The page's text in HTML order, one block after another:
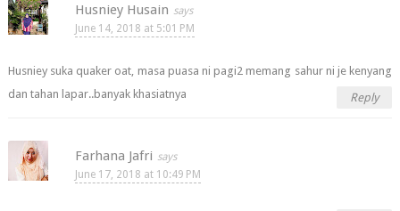
Husniey Husain
June 14, 2018 at 5:01 PM
Husniey suka quaker oat, masa puasa ni pagi2 memang sahur ni je kenyang
dan tahan lapar..banyak khasiatnya
Reply
Farhana Jafri
June 17, 2018 at 10:49 PM